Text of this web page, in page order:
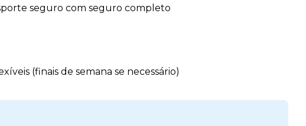
seguro com seguro completo
(finais de semana se necessário)